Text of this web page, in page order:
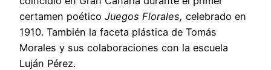
certamen poético Juegos Florales, celebrado en
1910. También la faceta plástica de Tomás
Morales y sus colaboraciones con la escuela
Luján Pérez.